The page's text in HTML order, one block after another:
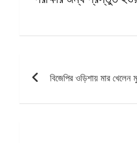
বিজেপির ওড়িশায় মার খেলেন